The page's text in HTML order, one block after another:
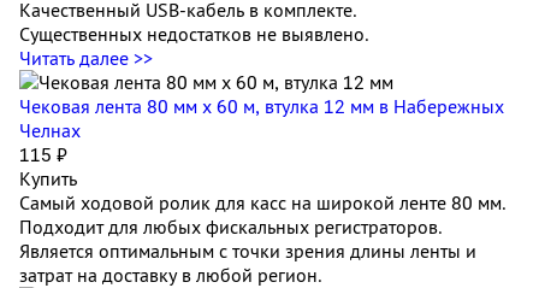
Качественный USB‑кабель в комплекте.
Существенных недостатков не выявлено.
Читать далее >>
Чековая лента 80 мм x 60 м, втулка 12 мм в Набережных
Челнах
115 ₽
Купить
Самый ходовой ролик для касс на широкой ленте 80 мм.
Подходит для любых фискальных регистраторов.
Является оптимальным с точки зрения длины ленты и
затрат на доставку в любой регион.